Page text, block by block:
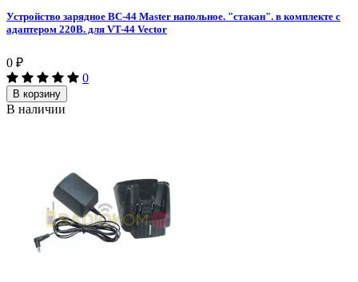
Устройство зарядное BC-44 Master напольное. "стакан". в комплекте с
адаптером 220В. для VT-44 Vector
0 ₽
0
В корзину
В наличии